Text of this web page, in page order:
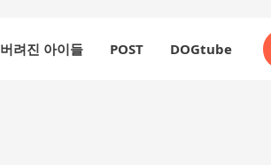
버려진 아이들 POST DOGtube